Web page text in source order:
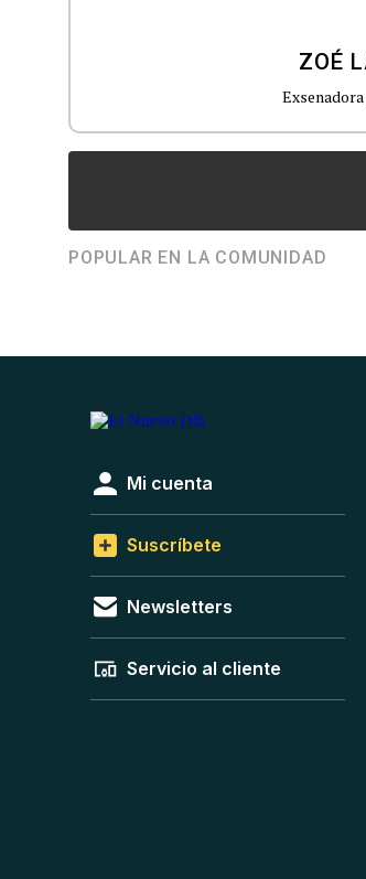
ZOÉ
POPULAR EN LA COMUNIDAD
Mi cuenta
Suscríbete
Newsletters
Servicio al cliente